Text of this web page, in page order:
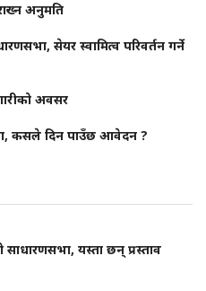
अनुमति
सेयर स्वामित्व परिवर्तन गर्ने
अवसर
कसले दिन पाउँछ आवेदन ?
साधारणसभा, यस्ता छन् प्रस्ताव